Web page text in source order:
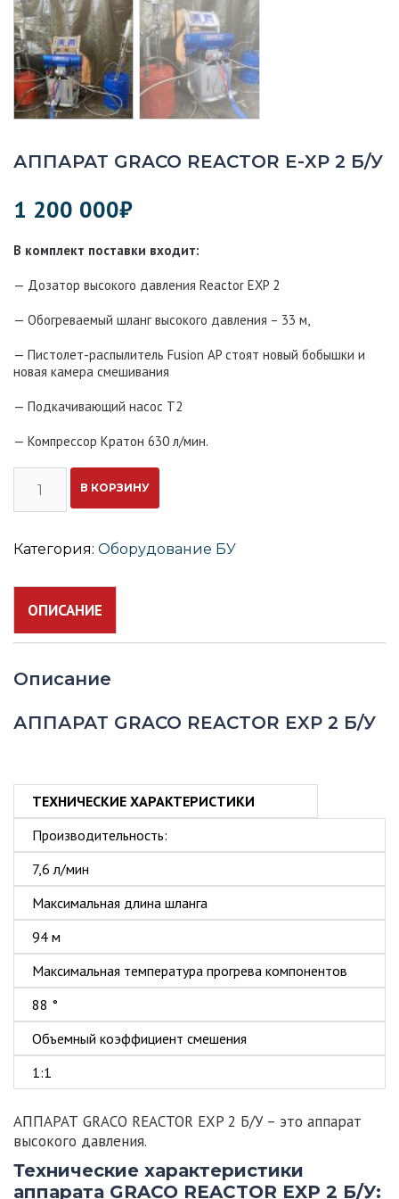
АППАРАТ GRACO REACTOR E-XP 2 Б/У
1 200 000₽
В комплект поставки входит:
— Дозатор высокого давления Reactor EXP 2
— Обогреваемый шланг высокого давления – 33 м,
— Пистолет-распылитель Fusion AP стоят новый бобышки и
новая камера смешивания
— Подкачивающий насос Т2
— Компрессор Кратон 630 л/мин.
АППАРАТ
GRACO
E-
В КОРЗИНУ
Категория: Оборудование БУ
ОПИСАНИЕ
Описание
АППАРАТ GRACO REACTOR EXP 2 Б/У
ТЕХНИЧЕСКИЕ ХАРАКТЕРИСТИКИ
Производительность:
7,6 л/мин
Максимальная длина шланга
94 м
Максимальная температура прогрева компонентов
88 °
Объемный коэффициент смешения
1:1
АППАРАТ GRACO REACTOR EXP 2 Б/У– это аппарат
высокого давления.
Технические характеристики
аппарата GRACO REACTOR EXP 2 Б/У: